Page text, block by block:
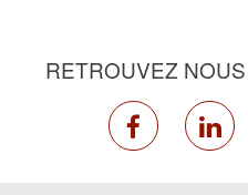
RETROUVEZ
facebook